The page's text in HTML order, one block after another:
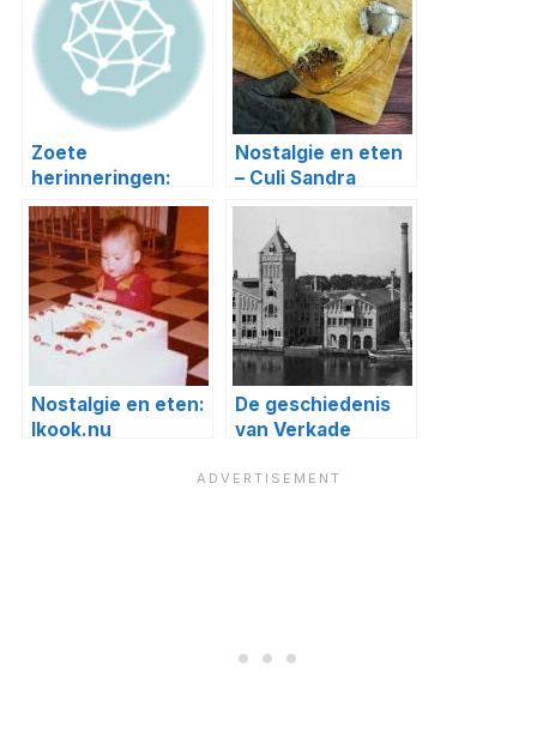
Zoete
herinneringen:
nostalgisch
snoepgoed
Nostalgie en eten
– Culi Sandra
Nostalgie en eten:
Ikook.nu
De geschiedenis
van Verkade